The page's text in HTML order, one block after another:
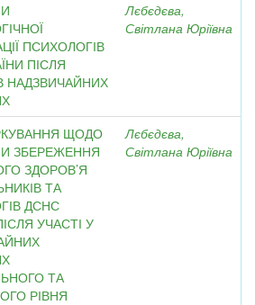
ПСИХОЛОГІВ
ПІСЛЯ
НАДЗВИЧАЙНИХ
Лєбєдєва,
Світлана Юріївна
ЩОДО
ЗБЕРЕЖЕННЯ
ЗДОРОВ’Я
ТА
ДСНС
УЧАСТІ У
ТА
РІВНЯ
Лєбєдєва,
Світлана Юріївна